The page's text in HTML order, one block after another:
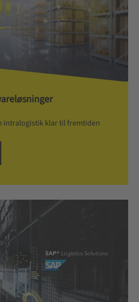
intralogistik klar til fremtiden